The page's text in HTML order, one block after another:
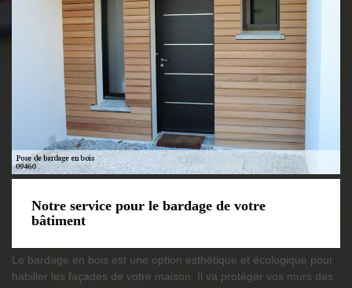
Notre service pour le bardage de votre
bâtiment
Le bardage en bois est une option esthétique et écologique pour
habiller les façades de votre maison. Il va protéger vos murs des